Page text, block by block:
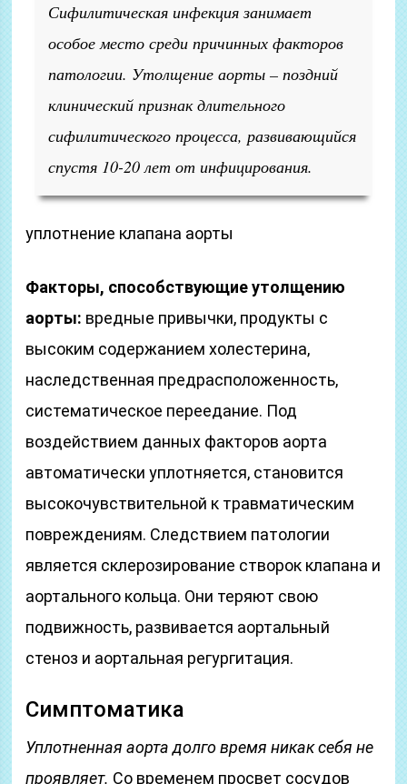
Сифилитическая инфекция занимает
особое место среди причинных факторов
патологии. Утолщение аорты – поздний
клинический признак длительного
сифилитического процесса, развивающийся
спустя 10-20 лет от инфицирования.
уплотнение клапана аорты
Факторы, способствующие утолщению
аорты: вредные привычки, продукты с
высоким содержанием холестерина,
наследственная предрасположенность,
систематическое переедание. Под
воздействием данных факторов аорта
автоматически уплотняется, становится
высокочувствительной к травматическим
повреждениям. Следствием патологии
является склерозирование створок клапана и
аортального кольца. Они теряют свою
подвижность, развивается аортальный
стеноз и аортальная регургитация.
Симптоматика
Уплотненная аорта долго время никак себя не
проявляет. Со временем просвет сосудов